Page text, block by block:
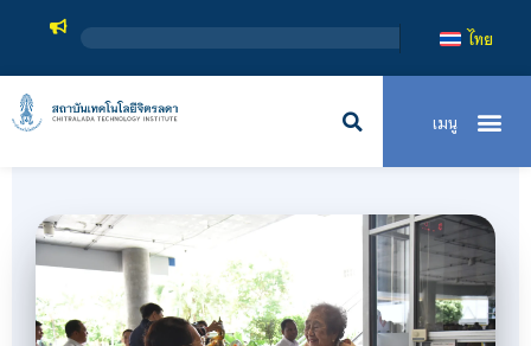
สถาบันเทคโนโลยีจิตรลด
ไทย